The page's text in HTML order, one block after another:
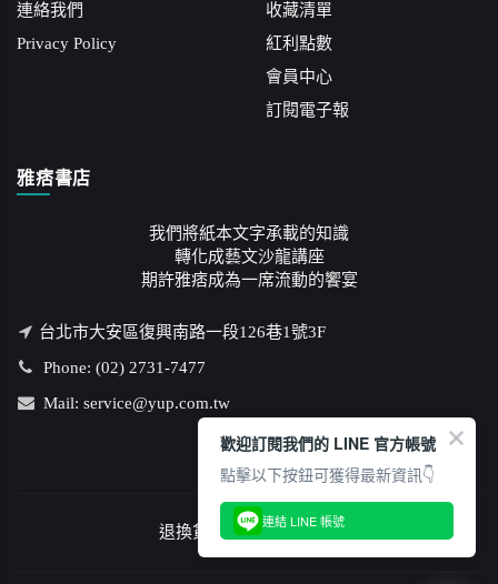
連絡我們
Privacy Policy
收藏清單
紅利點數
會員中心
訂閱電子報
雅痞書店
我們將紙本文字承載的知識
轉化成藝文沙龍講座
期許雅痞成為一席流動的饗宴
台北市大安區復興南路一段126巷1號3F
Phone: (02) 2731-7477
Mail: service@yup.com.tw
退換貨說明/隱私權政策
歡迎訂閱我們的 LINE 官方帳號
點擊以下按鈕可獲得最新資訊👇
連結 LINE 帳號